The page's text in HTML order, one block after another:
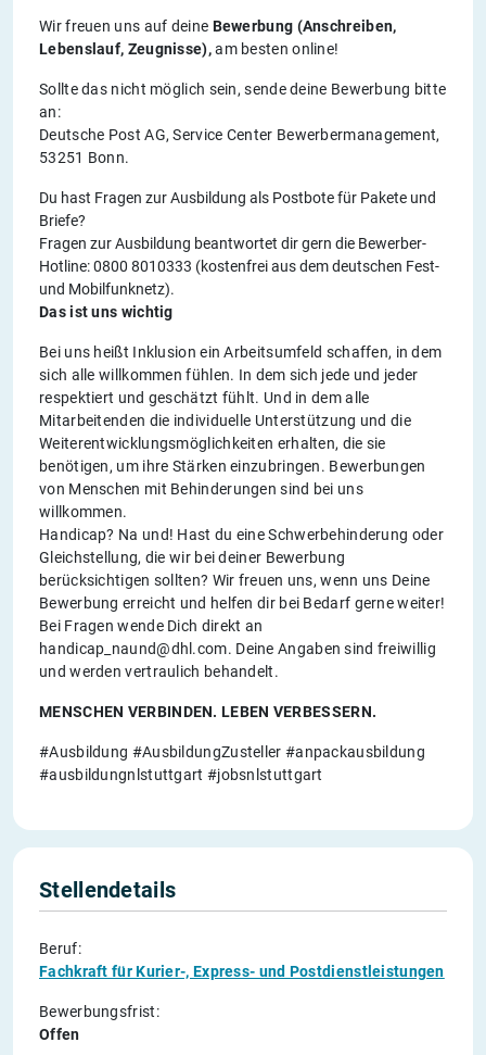
Wir freuen uns auf deine Bewerbung (Anschreiben,
Lebenslauf, Zeugnisse),am besten online!
Sollte das nicht möglich sein, sende deine Bewerbung bitte
an:
Deutsche Post AG, Service Center Bewerbermanagement,
53251 Bonn.
Du hast Fragen zur Ausbildung als Postbote für Pakete und
Briefe?
Fragen zur Ausbildung beantwortet dir gern die Bewerber-
Hotline: 0800 8010333 (kostenfrei aus dem deutschen Fest-
und Mobilfunknetz).
Das ist uns wichtig
Bei uns heißt Inklusion ein Arbeitsumfeld schaffen, in dem
sich alle willkommen fühlen. In dem sich jede und jeder
respektiert und geschätzt fühlt. Und in dem alle
Mitarbeitenden die individuelle Unterstützung und die
Weiterentwicklungsmöglichkeiten erhalten, die sie
benötigen, um ihre Stärken einzubringen. Bewerbungen
von Menschen mit Behinderungen sind bei uns
willkommen.
Handicap? Na und! Hast du eine Schwerbehinderung oder
Gleichstellung, die wir bei deiner Bewerbung
berücksichtigen sollten? Wir freuen uns, wenn uns Deine
Bewerbung erreicht und helfen dir bei Bedarf gerne weiter!
Bei Fragen wende Dich direkt an
handicap_naund@dhl.com. Deine Angaben sind freiwillig
und werden vertraulich behandelt.
MENSCHEN VERBINDEN. LEBEN VERBESSERN.
#Ausbildung #AusbildungZusteller #anpackausbildung
#ausbildungnlstuttgart #jobsnlstuttgart
Stellendetails
Beruf:
Fachkraft für Kurier-, Express- und Postdienstleistungen
Bewerbungsfrist:
Offen